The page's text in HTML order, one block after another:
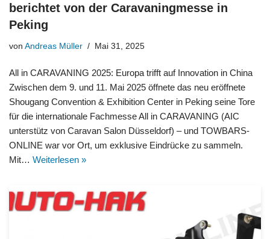
berichtet von der Caravaningmesse in
Peking
von Andreas Müller Mai 31, 2025
All in CARAVANING 2025: Europa trifft auf Innovation in China
Zwischen dem 9. und 11. Mai 2025 öffnete das neu eröffnete
Shougang Convention & Exhibition Center in Peking seine Tore
für die internationale Fachmesse All in CARAVANING (AIC
unterstütz von Caravan Salon Düsseldorf) – und TOWBARS-
ONLINE war vor Ort, um exklusive Eindrücke zu sammeln.
Mit… Weiterlesen »